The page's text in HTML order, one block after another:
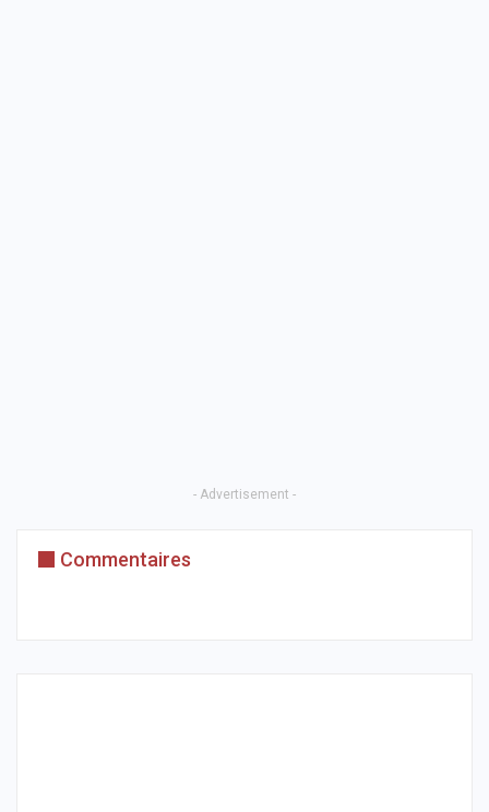
- Advertisement -
Commentaires